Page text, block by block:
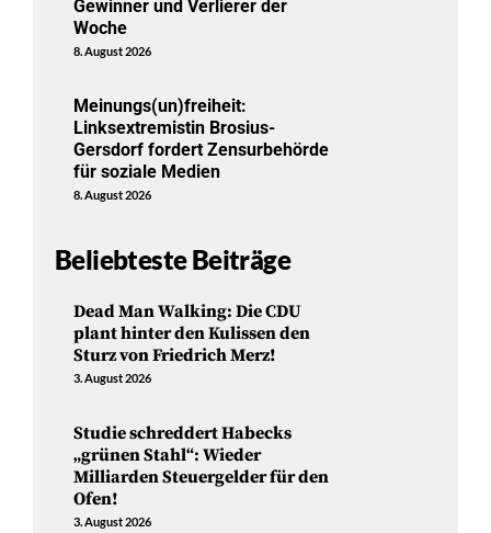
Gewinner und Verlierer der
Woche
8. August 2026
Meinungs(un)freiheit:
Linksextremistin Brosius-
Gersdorf fordert Zensurbehörde
für soziale Medien
8. August 2026
Beliebteste Beiträge
Dead Man Walking: Die CDU
plant hinter den Kulissen den
Sturz von Friedrich Merz!
3. August 2026
Studie schreddert Habecks
„grünen Stahl“: Wieder
Milliarden Steuergelder für den
Ofen!
3. August 2026